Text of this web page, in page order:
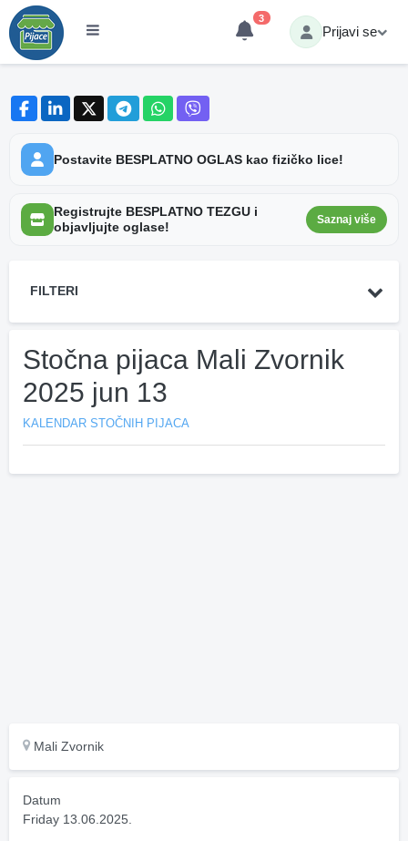
3
Prijavi se
Postavite BESPLATNO OGLAS kao fizičko lice!
Registrujte BESPLATNO TEZGU i
objavljujte oglase!
Saznaj više
FILTERI
Stočna pijaca Mali Zvornik
2025 jun 13
KALENDAR STOČNIH PIJACA
Mali Zvornik
Datum
Friday 13.06.2025.